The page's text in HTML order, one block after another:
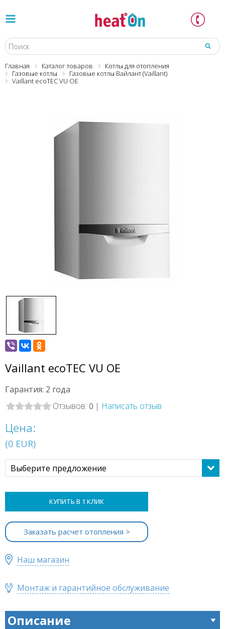
Главная Каталог товаров
Котлы для отопления
Газовые котлы
Газовые котлы Вайлант (Vaillant)
Vaillant ecoTEC VU OE
Vaillant ecoTEC VU OE
Гарантия: 2 года
Отзывов: 0 | Написать отзыв
Цена:
(0 EUR)
Выберите предложение
КУПИТЬ В 1 КЛИК
Заказать расчет отопления >
Наш магазин
Монтаж и гарантийное обслуживание
Описание